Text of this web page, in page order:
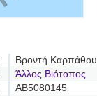
Βροντή Καρπάθου
Άλλος Βιότοπος
AB5080145